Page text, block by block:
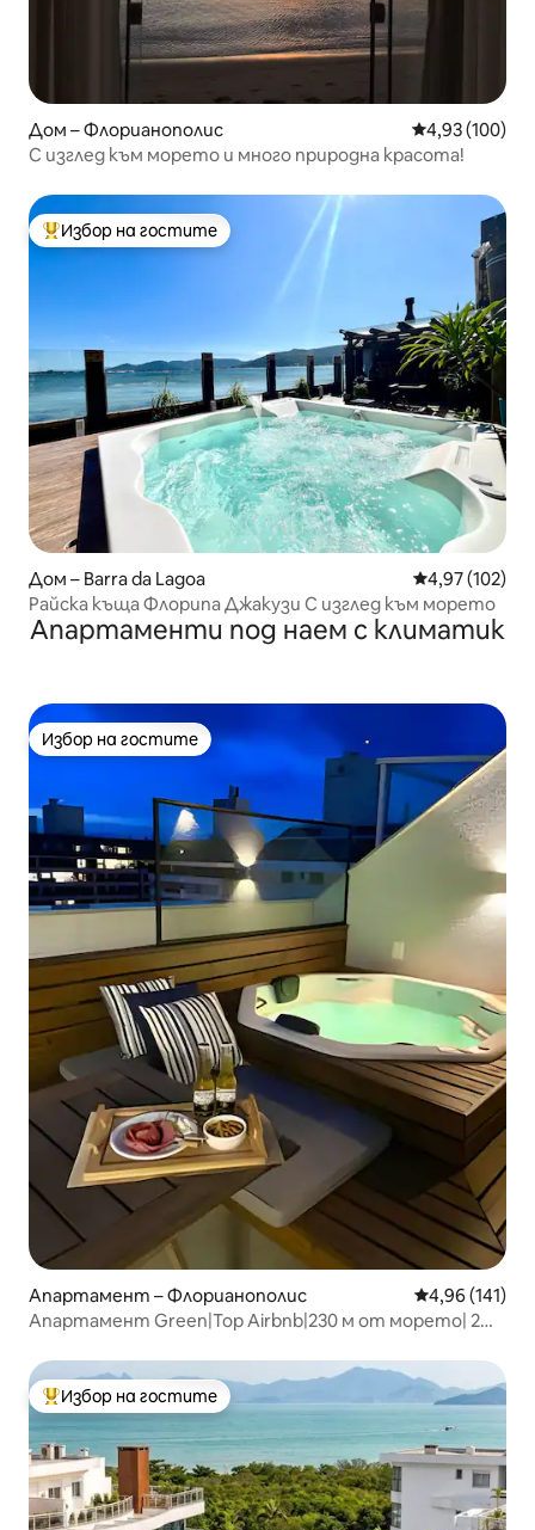
Дом – Флорианополис Средна
4,93 (100)
С изглед към морето и много природна красота!
Най-популярен избор на гостите
Избор на гостите
Дом – Barra da Lagoa Средна
4,97 (102)
Райска къща Флорипа Джакузи С изглед към морето
Апартаменти под наем с климатик
Избор на гостите
Избор на гостите
Апартамент – Флорианополис Средна
4,96 (141)
Апартамент Green|Top Airbnb|230 м от морето| 2
Най-популярен избор на гостите
Избор на гостите